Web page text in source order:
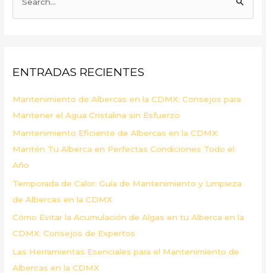
r
o
r
:
ENTRADAS RECIENTES
Mantenimiento de Albercas en la CDMX: Consejos para
Mantener el Agua Cristalina sin Esfuerzo
Mantenimiento Eficiente de Albercas en la CDMX:
Mantén Tu Alberca en Perfectas Condiciones Todo el
Año
Temporada de Calor: Guía de Mantenimiento y Limpieza
de Albercas en la CDMX
Cómo Evitar la Acumulación de Algas en tu Alberca en la
CDMX: Consejos de Expertos
Las Herramientas Esenciales para el Mantenimiento de
Albercas en la CDMX